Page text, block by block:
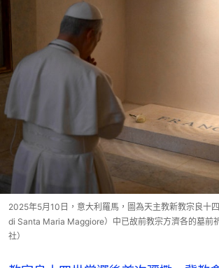
2025年5月10日，意大利羅馬，圖為天主教新教宗良十
di Santa Maria Maggiore）中已故前教宗方濟各的墓前
社）